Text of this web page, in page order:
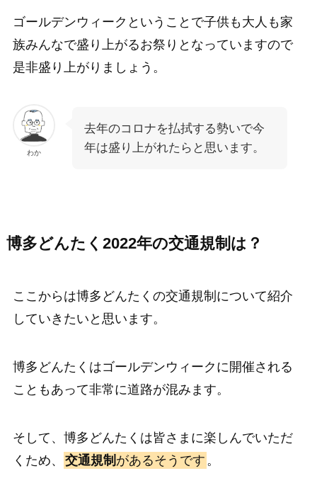
ゴールデンウィークということで子供も大人も家
族みんなで盛り上がるお祭りとなっていますので
是非盛り上がりましょう。
わか
去年のコロナを払拭する勢いで今
年は盛り上がれたらと思います。
博多どんたく2022年の交通規制は？
ここからは博多どんたくの交通規制について紹介
していきたいと思います。
博多どんたくはゴールデンウィークに開催される
こともあって非常に道路が混みます。
そして、博多どんたくは皆さまに楽しんでいただ
くため、
交通規制 があるそうです 。